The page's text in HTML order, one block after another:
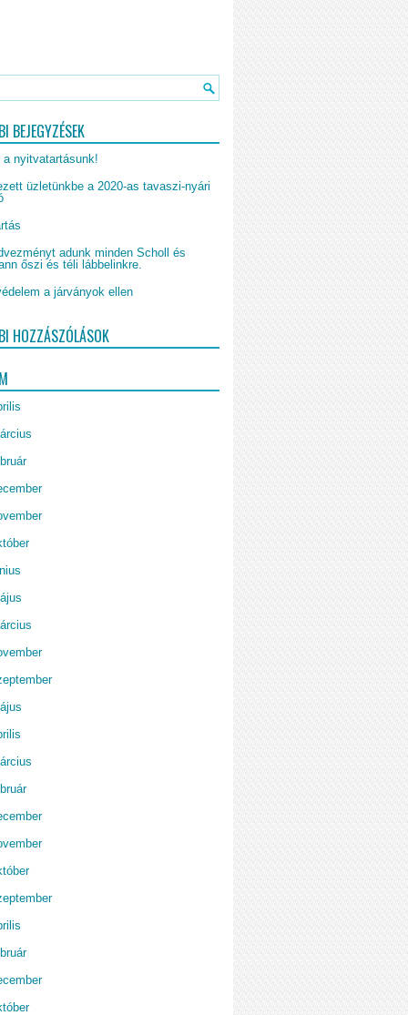
BEJEGYZÉSEK
nyitvatartásunk!
üzletünkbe a 2020-as tavaszi-nyári
adunk minden Scholl és
őszi és téli lábbelinkre.
a járványok ellen
HOZZÁSZÓLÁSOK